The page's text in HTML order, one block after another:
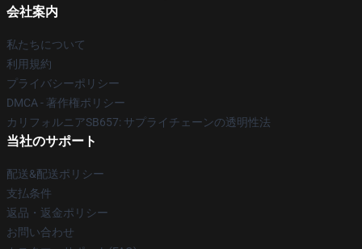
会社案内
私たちについて
利用規約
プライバシーポリシー
DMCA - 著作権ポリシー
カリフォルニアSB657: サプライチェーンの透明性法
当社のサポート
配送&配送ポリシー
支払条件
返品・返金ポリシー
お問い合わせ